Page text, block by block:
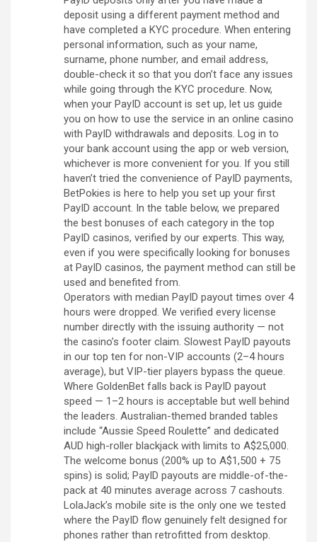
deposit using a different payment method and
have completed a KYC procedure. When entering
personal information, such as your name,
surname, phone number, and email address,
double-check it so that you don’t face any issues
while going through the KYC procedure. Now,
when your PayID account is set up, let us guide
you on how to use the service in an online casino
with PayID withdrawals and deposits. Log in to
your bank account using the app or web version,
whichever is more convenient for you. If you still
haven’t tried the convenience of PayID payments,
BetPokies is here to help you set up your first
PayID account. In the table below, we prepared
the best bonuses of each category in the top
PayID casinos, verified by our experts. This way,
even if you were specifically looking for bonuses
at PayID casinos, the payment method can still be
used and benefited from.
Operators with median PayID payout times over 4
hours were dropped. We verified every license
number directly with the issuing authority — not
the casino’s footer claim. Slowest PayID payouts
in our top ten for non-VIP accounts (2–4 hours
average), but VIP-tier players bypass the queue.
Where GoldenBet falls back is PayID payout
speed — 1–2 hours is acceptable but well behind
the leaders. Australian-themed branded tables
include “Aussie Speed Roulette” and dedicated
AUD high-roller blackjack with limits to A$25,000.
The welcome bonus (200% up to A$1,500 + 75
spins) is solid; PayID payouts are middle-of-the-
pack at 40 minutes average across 7 cashouts.
LolaJack’s mobile site is the only one we tested
where the PayID flow genuinely felt designed for
phones rather than retrofitted from desktop.